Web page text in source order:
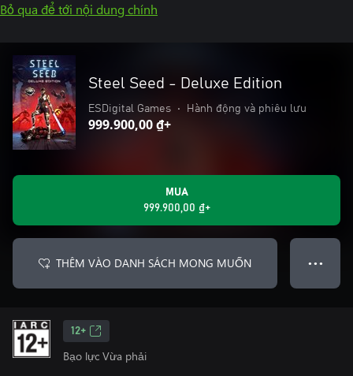
Bỏ qua để tới nội dung chính
Steel Seed - Deluxe Edition
ESDigital Games • Hành động và phiêu lưu
999.900,00 ₫+
MUA
999.900,00 ₫+
THÊM VÀO DANH SÁCH MONG MUỐN ● ● ●
12+
Bạo lực Vừa phải